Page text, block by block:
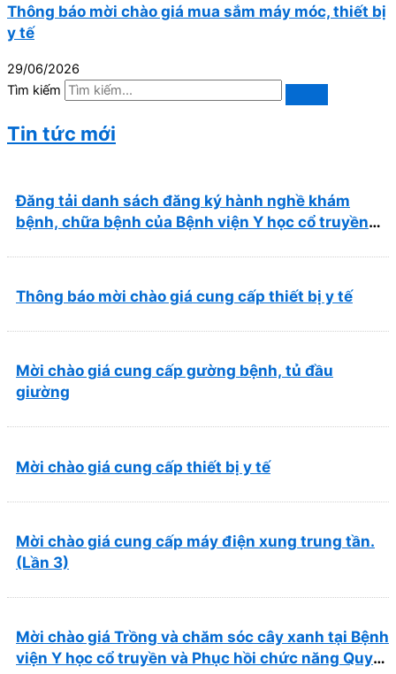
Thông báo mời chào giá mua sắm máy móc, thiết bị
y tế
29/06/2026
Tìm kiếm
Tin tức mới
Đăng tải danh sách đăng ký hành nghề khám
bệnh, chữa bệnh của Bệnh viện Y học cổ truyền
Thông báo mời chào giá cung cấp thiết bị y tế
Mời chào giá cung cấp gường bệnh, tủ đầu
giường
Mời chào giá cung cấp thiết bị y tế
Mời chào giá cung cấp máy điện xung trung tần.
(Lần 3)
Mời chào giá Trồng và chăm sóc cây xanh tại Bệnh
viện Y học cổ truyền và Phục hồi chức năng Quy